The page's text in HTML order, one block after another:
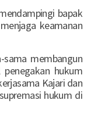
bapak
keamanan
membangun
hukum
Kajari dan
hukum di